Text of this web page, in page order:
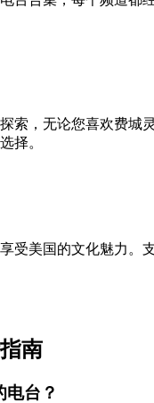
索，无论您喜欢费城
择。
受美国的文化魅力。
南
电台？